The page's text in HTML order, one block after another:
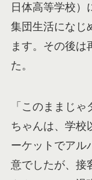
日体高等学校）
集団生活になじ
ます。その後は
た。
「このままじ
ちゃんは、学校
ーケットでアル
意でしたが、接